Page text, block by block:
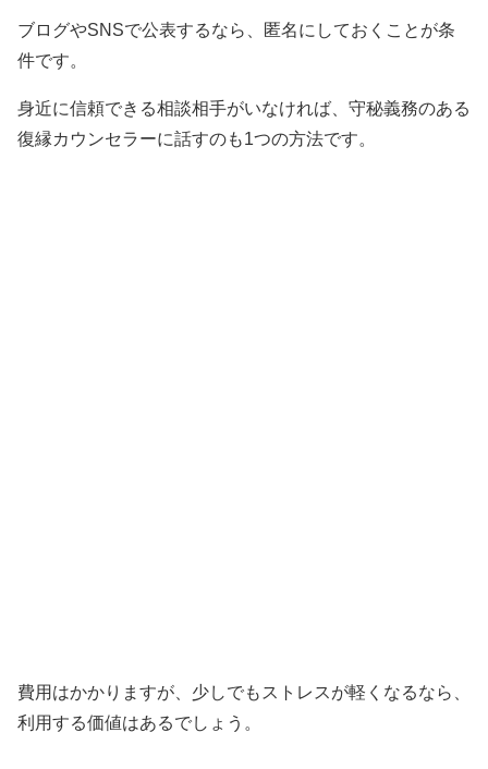
ブログやSNSで公表するなら、匿名にしておくことが条
件です。
身近に信頼できる相談相手がいなければ、守秘義務のある
復縁カウンセラーに話すのも1つの方法です。
費用はかかりますが、少しでもストレスが軽くなるなら、
利用する価値はあるでしょう。